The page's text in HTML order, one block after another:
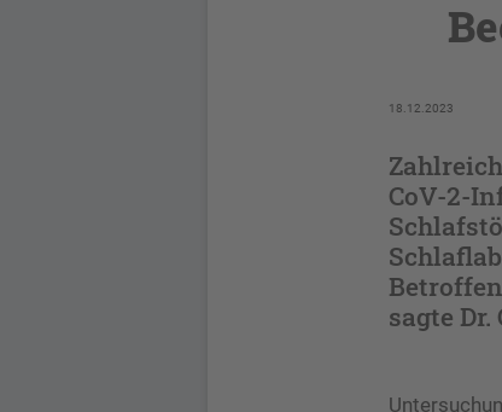
18.12.2023
CoV-2-
sagte